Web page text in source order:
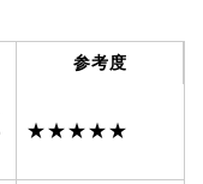
参考度
★★★★★